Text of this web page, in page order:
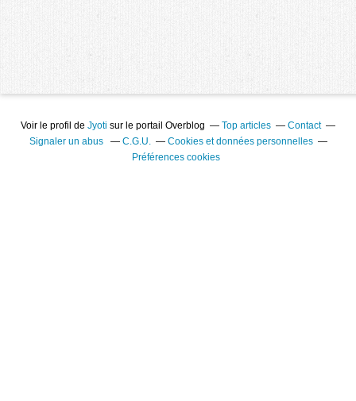
Voir le profil de Jyoti sur le portail Overblog Top articles
Contact
Signaler un abus
C.G.U.
Cookies et données personnelles
Préférences cookies